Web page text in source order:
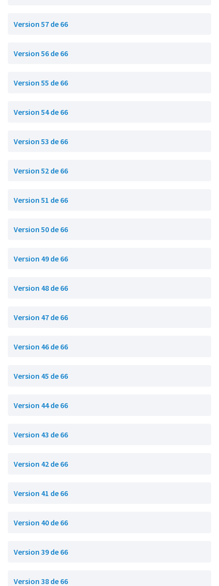
Version 57 de 66
Version 56 de 66
Version 55 de 66
Version 54 de 66
Version 53 de 66
Version 52 de 66
Version 51 de 66
Version 50 de 66
Version 49 de 66
Version 48 de 66
Version 47 de 66
Version 46 de 66
Version 45 de 66
Version 44 de 66
Version 43 de 66
Version 42 de 66
Version 41 de 66
Version 40 de 66
Version 39 de 66
Version 38 de 66